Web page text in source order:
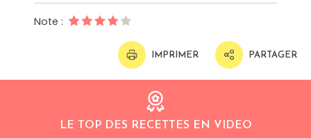
Note :
IMPRIMER PARTAGER
LE TOP DES RECETTES EN VIDEO